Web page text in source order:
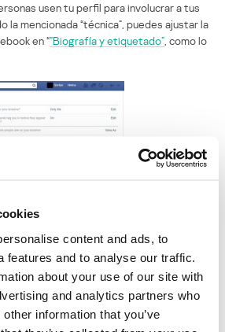
content and ads, to
features and to analyse our traffic.
about your use of our site with
and analytics partners who
information that you’ve
usen tu perfil para involucrar a tus
la mencionada “técnica”, puedes ajustar la
en “”Biografía y etiquetado” , como lo
de Facebook
que no necesariamente tienes que haber
“amigos del barrio” para que tú y tus